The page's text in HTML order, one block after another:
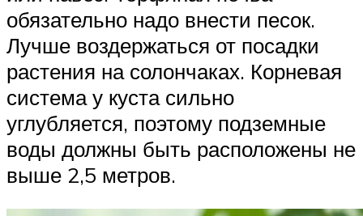
обязательно надо внести песок.
Лучше воздержаться от посадки
растения на солончаках. Корневая
система у куста сильно
углубляется, поэтому подземные
воды должны быть расположены не
выше 2,5 метров.